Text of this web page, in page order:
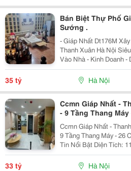
Bán Biệt Thự Phố
Sướng .
- Giáp Nhất Dt176M
Thanh Xuân Hà Nội
Vào Nhà - Kinh Doanh -
Nhà Nằm Vị Trí Đẹp,
Sân Chơi, Ttd Thoáng
35 tỷ Hà Nội
Ccmn Giáp Nhất -
- 9 Tầng Thang Máy
Triệu/Th
Ccmn Giáp Nhất -
9 Tầng Thang Máy - 26
Tin Nổi Bật Diện Tích: 110M&Sup2; Xây Dựng: 9 Tầng
Mặt Tiền: 6.8M Giá Bán: 33 Tỷ Điểm Nổi Bật Tòa Căn
Hộ Dịch Vụ Nằm Tại
33 tỷ Hà Nội